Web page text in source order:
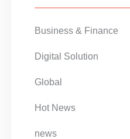
Business & Finance
Digital Solution
Global
Hot News
news